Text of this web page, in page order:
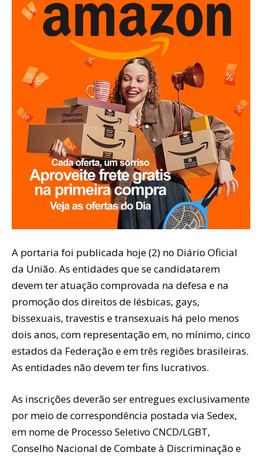
A portaria foi publicada hoje (2) no Diário Oficial
da União. As entidades que se candidatarem
devem ter atuação comprovada na defesa e na
promoção dos direitos de lésbicas, gays,
bissexuais, travestis e transexuais há pelo menos
dois anos, com representação em, no mínimo, cinco
estados da Federação e em três regiões brasileiras.
As entidades não devem ter fins lucrativos.
As inscrições deverão ser entregues exclusivamente
por meio de correspondência postada via Sedex,
em nome de Processo Seletivo CNCD/LGBT,
Conselho Nacional de Combate à Discriminação e